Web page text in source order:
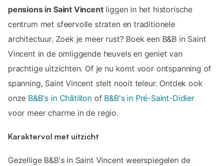
pensions in Saint Vincentliggen in het historische
centrum met sfeervolle straten en traditionele
architectuur. Zoek je meer rust? Boek een B&B in Saint
Vincent in de omliggende heuvels en geniet van
prachtige uitzichten. Of je nu komt voor ontspanning of
spanning, Saint Vincent stelt nooit teleur. Ontdek ook
onze B&B's in Châtillonof B&B's in Pré-Saint-Didier
voor meer charme in de regio.
Karaktervol met uitzicht
Gezellige B&B's in Saint Vincent weerspiegelen de